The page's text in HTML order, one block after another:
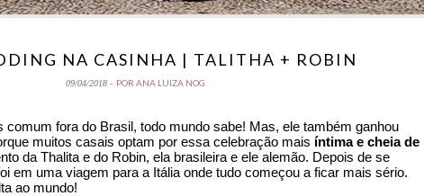
NA CASINHA | TALITHA + ROBIN
09/04/2018 - POR ANA LUIZA NOG
comum fora do Brasil, todo mundo sabe! Mas, ele também ganhou
muitos casais optam por essa celebração mais íntima e cheia de
da Thalita e do Robin, ela brasileira e ele alemão. Depois de se
em uma viagem para a Itália onde tudo começou a ficar mais sério.
ao mundo!